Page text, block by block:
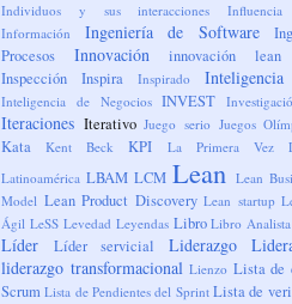
Individuos y sus interacciones Influencia
Información
Ingeniería de Software
Procesos
Innovación innovación lean
Inspección Inspira Inspirado
Inteligencia de Negocios INVEST
Iteraciones Iterativo Juego serio Juegos
Kata Kent Beck KPI La Primera Vez
Latinoamérica LBAM LCM Lean Lean
Model Lean Product Discovery Lean startup
Ágil LeSS Levedad Leyendas Libro Libro
Líder Líder servicial Liderazgo
liderazgo transformacional Lienzo Lista de
Scrum Lista de Pendientes del Sprint Lista de